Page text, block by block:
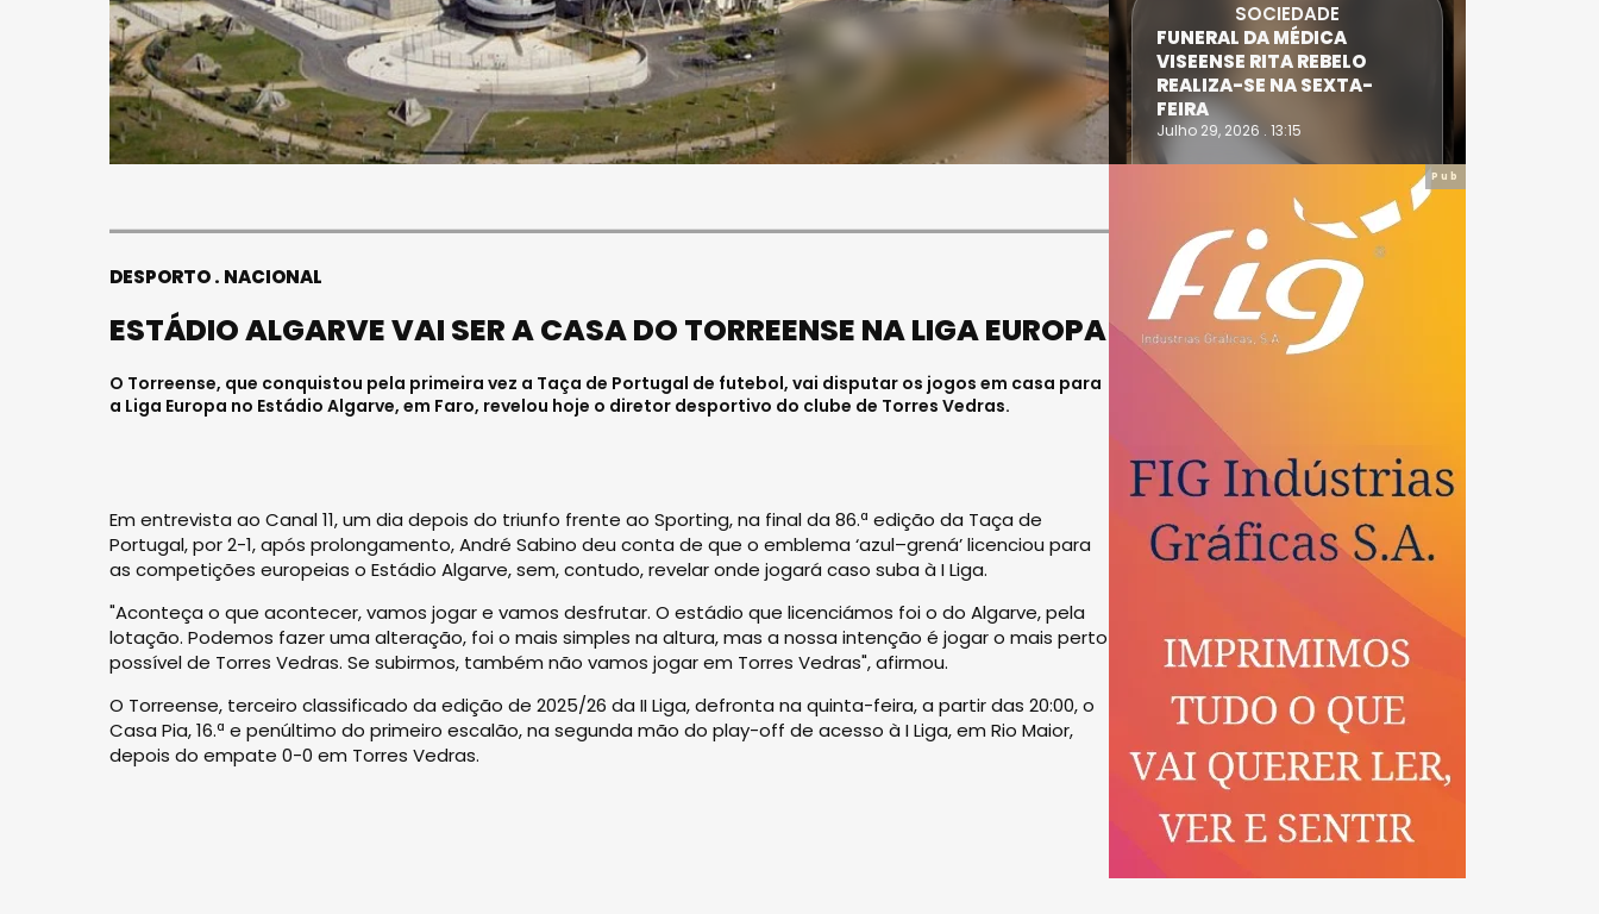
DESPORTO NACIONAL
ESTÁDIO ALGARVE VAI SER A CASA DO TORREENSE NA LIGA EUROPA
O Torreense, que conquistou pela primeira vez a Taça de Portugal de futebol, vai disputar os jogos em casa para
a Liga Europa no Estádio Algarve, em Faro, revelou hoje o diretor desportivo do clube de Torres Vedras.
Em entrevista ao Canal 11, um dia depois do triunfo frente ao Sporting, na final da 86.ª edição da Taça de
Portugal, por 2-1, após prolongamento, André Sabino deu conta de que o emblema ‘azul–grená’ licenciou para
as competições europeias o Estádio Algarve, sem, contudo, revelar onde jogará caso suba à I Liga.
"Aconteça o que acontecer, vamos jogar e vamos desfrutar. O estádio que licenciámos foi o do Algarve, pela
lotação. Podemos fazer uma alteração, foi o mais simples na altura, mas a nossa intenção é jogar o mais perto
possível de Torres Vedras. Se subirmos, também não vamos jogar em Torres Vedras", afirmou.
O Torreense, terceiro classificado da edição de 2025/26 da II Liga, defronta na quinta-feira, a partir das 20:00, o
Casa Pia, 16.ª e penúltimo do primeiro escalão, na segunda mão do play-off de acesso à I Liga, em Rio Maior,
depois do empate 0-0 em Torres Vedras.
SOCIEDADE
FALECEU PAULA ALMEIDA,
SOCIEDADE
FUNERAL DA MÉDICA
VISEENSE RITA REBELO
REALIZA-SE NA SEXTA-
FEIRA
Julho 29, 2026 . 13:15
Pub